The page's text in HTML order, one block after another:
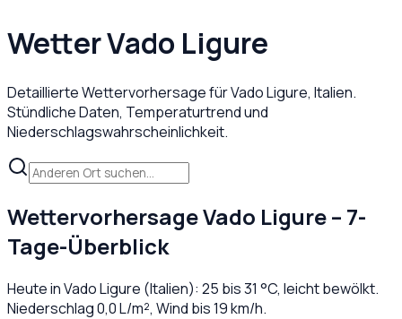
WetterVado Ligure
Detaillierte Wettervorhersage fürVado Ligure, Italien.
Stündliche Daten, Temperaturtrend und
Niederschlagswahrscheinlichkeit.
WettervorhersageVado Ligure– 7-
Tage-Überblick
Heute inVado Ligure (Italien): 25 bis31 °C, leicht bewölkt.
Niederschlag0,0L/m², Wind bis19km/h.